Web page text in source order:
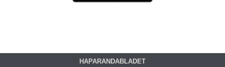
HAPARANDABLADET